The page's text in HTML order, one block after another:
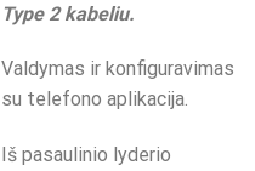
Type 2 kabeliu.
Valdymas ir konfiguravimas
su telefono aplikacija.
Iš pasaulinio lyderio